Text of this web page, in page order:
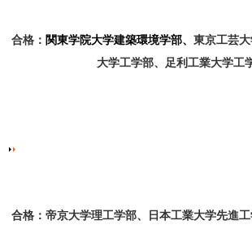
合格： 関東学院大学建築環境学部、 東京工芸
大学工学部、足利工業大学工
合格：帝京大学理工学部、日本工業大学先進